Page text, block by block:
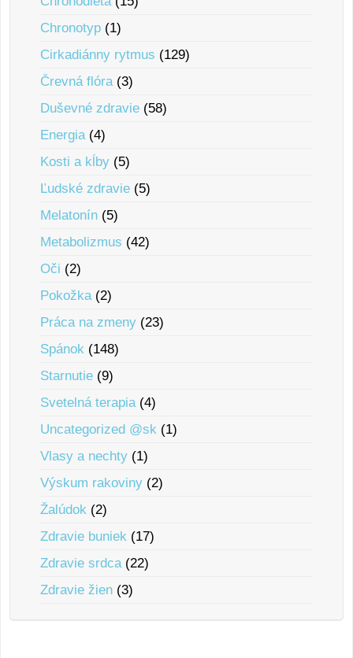
Chronotyp (1)
Cirkadiánny rytmus (129)
Črevná flóra(3)
Duševné zdravie (58)
Energia(4)
Kosti a kĺby (5)
Ľudské zdravie (5)
Melatonín (5)
Metabolizmus (42)
Oči (2)
Pokožka(2)
Práca na zmeny (23)
Spánok (148)
Starnutie (9)
Svetelná terapia(4)
Uncategorized @sk (1)
Vlasy a nechty (1)
Výskum rakoviny (2)
Žalúdok (2)
Zdravie buniek (17)
Zdravie srdca(22)
Zdravie žien (3)